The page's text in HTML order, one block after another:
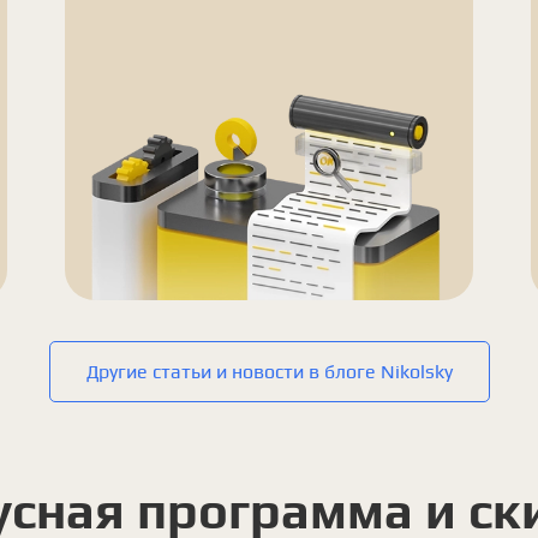
Другие статьи и новости в блоге Nikolsky
программа и